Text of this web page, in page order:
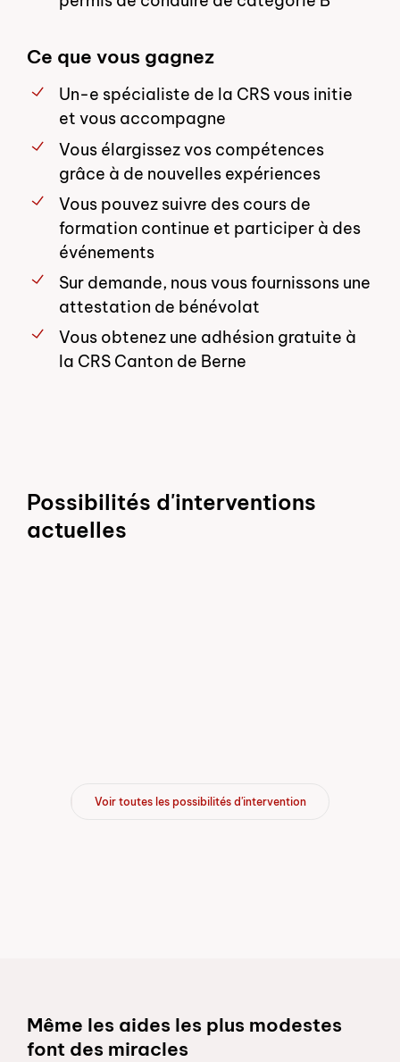
Ce que vous gagnez
Un-e spécialiste de la CRS vous initie
et vous accompagne
Vous élargissez vos compétences
grâce à de nouvelles expériences
Vous pouvez suivre des cours de
formation continue et participer à des
événements
Sur demande, nous vous fournissons une
attestation de bénévolat
Vous obtenez une adhésion gratuite à
la CRS Canton de Berne
Possibilités d'interventions
actuelles
Voir toutes les possibilités d'intervention
Même les aides les plus modestes
font des miracles